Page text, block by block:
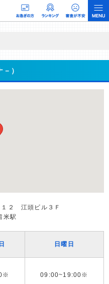
部の調査／ユーザーへの口コミ収集な
っています。
）
１２ 江頭ビル３Ｆ
米駅
日曜日
09:00~19:00※